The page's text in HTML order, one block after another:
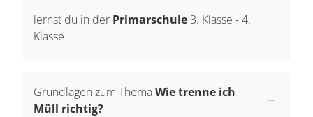
lernst du in der Primarschule 3. Klasse -4.
Klasse
Grundlagen zum ThemaWie trenne ich
Müll richtig?